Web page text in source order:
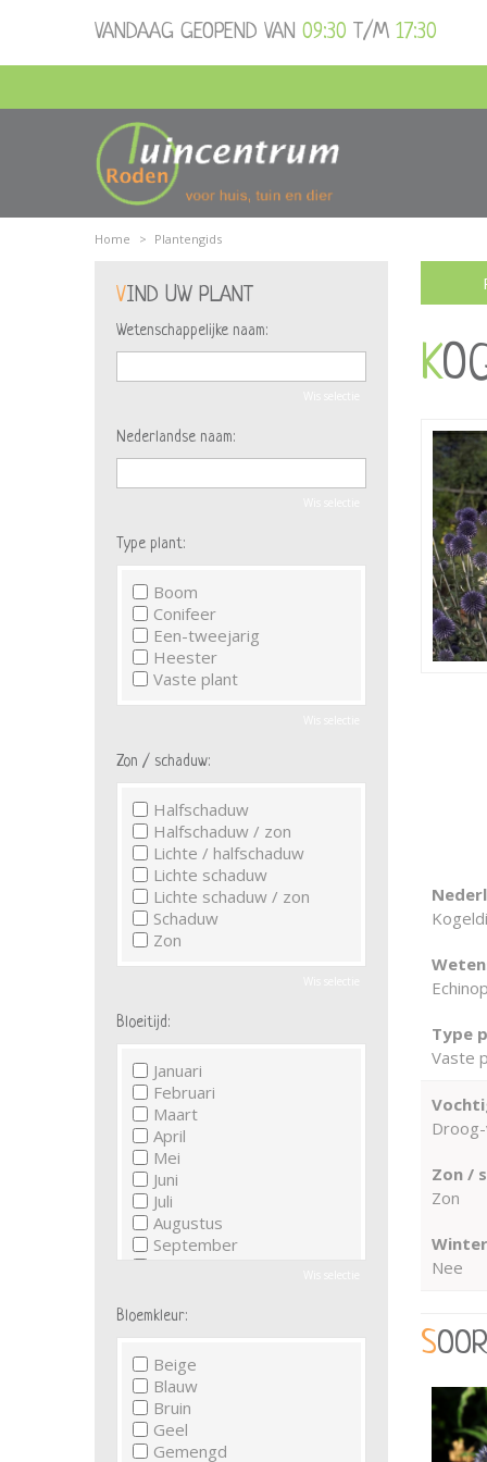
Home > Plantengids
VANDAAG GEOPEND VAN 09:30 T/M 17:30
Type
Vaste
Zon /
Zon
Nee
VIND UW PLANT
Wetenschappelijke naam:
Nederlandse naam:
Type plant:
Boom
Conifeer
Een-tweejarig
Heester
Vaste plant
Zon / schaduw:
Halfschaduw
Halfschaduw / zon
Lichte / halfschaduw
Lichte schaduw
Lichte schaduw / zon
Schaduw
Zon
Bloeitijd:
Januari
Februari
Maart
April
Mei
Juni
Juli
Augustus
September
December
Bloemkleur:
Beige
Blauw
Bruin
Geel
Gemengd